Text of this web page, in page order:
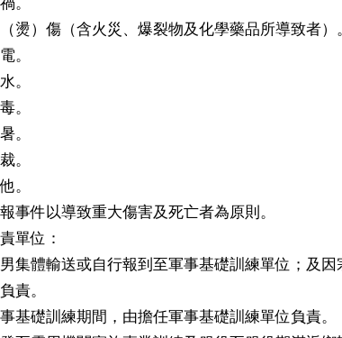
燙）傷（含火災、爆裂物及化學藥品所導致者）
。
。
。
。
。
。
事件以導致重大傷害及死亡者為原則。
單位：
集體輸送或自行報到至軍事基礎訓練單位；及
責。
基礎訓練期間，由擔任軍事基礎訓練單位負責。